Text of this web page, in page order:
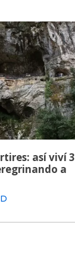
así viví 3
a